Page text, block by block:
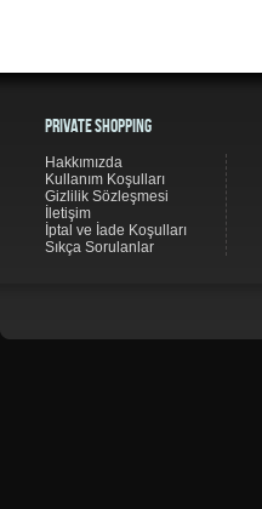
Private Shopping
Hakkımızda
Kullanım Koşulları
Gizlilik Sözleşmesi
İletişim
İptal ve İade Koşulları
Sıkça Sorulanlar